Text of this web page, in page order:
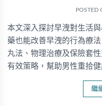
POSTED
本文深入探討早洩對生活
藥也能改善早洩的行為療
丸法、物理治療及保險套
有效策略，幫助男性重拾
繼